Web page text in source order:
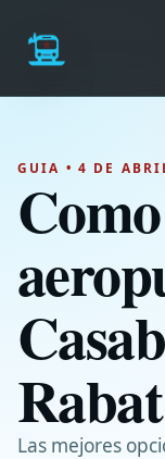
GUIA • 4 DE
Rabat
Las mejores